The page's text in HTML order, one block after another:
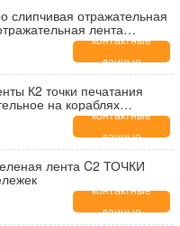
слипчивая отражательная
лента
контактные
данные
К2 точки печатания
на кораблях
контактные
данные
лента C2 ТОЧКИ
контактные
данные